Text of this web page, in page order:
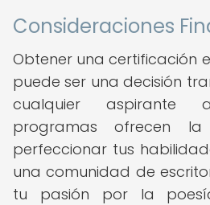
Consideraciones
Obtener una certificación
puede ser una decisión
cualquier aspirante
programas ofrecen
perfeccionar tus
una comunidad de
tu pasión por la